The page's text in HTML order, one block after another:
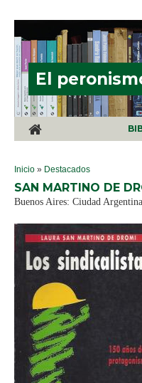
El
SE ENCUENTRA USTED AQUÍ
Inicio » Destacados
SAN MARTINO DE
Buenos Aires: Ciudad